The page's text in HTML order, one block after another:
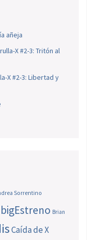
añeja
X #2-3: Tritón al
X #2-3: Libertad y
Sorrentino
bigEstreno Brian
Caída de X